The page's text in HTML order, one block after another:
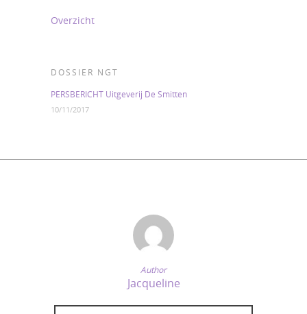
Overzicht
DOSSIER NGT
PERSBERICHT Uitgeverij De Smitten
10/11/2017
Author
Jacqueline